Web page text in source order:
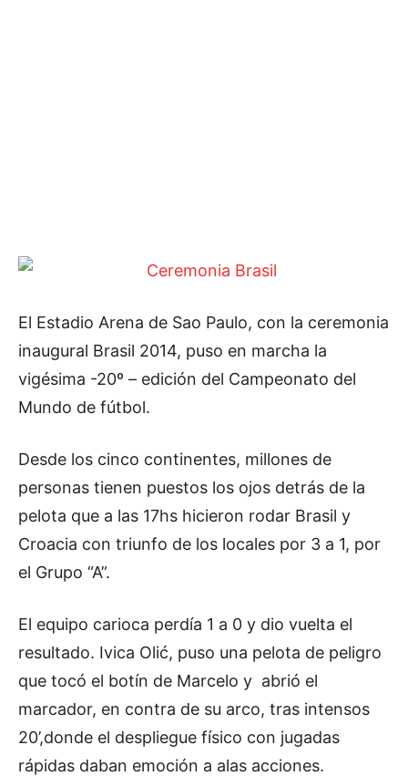
El Estadio Arena de Sao Paulo, con la ceremonia
inaugural Brasil 2014, puso en marcha la
vigésima -20º – edición del Campeonato del
Mundo de fútbol.
Desde los cinco continentes, millones de
personas tienen puestos los ojos detrás de la
pelota que a las 17hs hicieron rodar Brasil y
Croacia con triunfo de los locales por 3 a 1, por
el Grupo “A”.
El equipo carioca perdía 1 a 0 y dio vuelta el
resultado. Ivica Olić, puso una pelota de peligro
que tocó el botín de Marcelo y abrió el
marcador, en contra de su arco, tras intensos
20’,donde el despliegue físico con jugadas
rápidas daban emoción a alas acciones.